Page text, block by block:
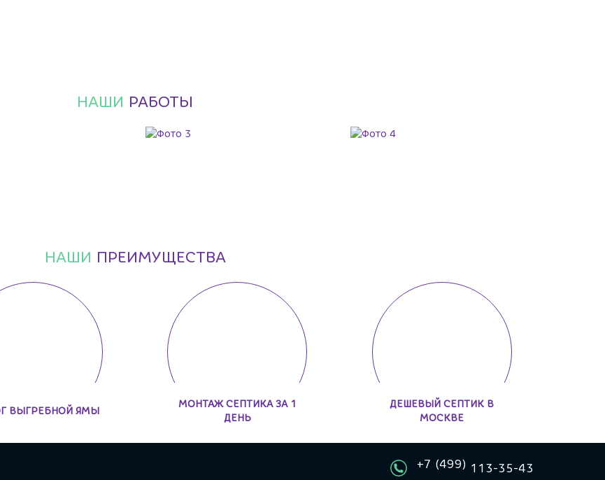
НАШИ РАБОТЫ
НАШИ ПРЕИМУЩЕСТВА
ВЫГРЕБНОЙ ЯМЫ
МОНТАЖ СЕПТИКА ЗА 1
ДЕНЬ
ДЕШЕВЫЙ СЕПТИК В
МОСКВЕ
+7 (499) 113-35-43